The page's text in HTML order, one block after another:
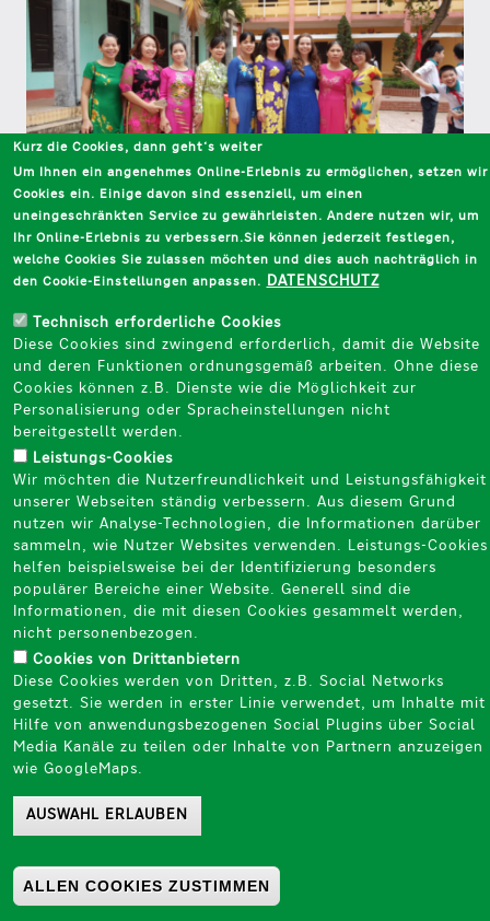
„Gehe auch unkonventionelle Wege“
Stipendiaten der Haniel Stiftung: Was bewegt sie?
Was sind ihre Pläne? Was raten Sie Bewerberinnen
und Bewerbern. Heute: Sophia Schneidewind.
Nach ihrem Master in Cambridge will sie in einer
internationalen Organisation arbeiten.
Kurz die Cookies, dann geht‘s weiter
Um Ihnen ein angenehmes Online-Erlebnis zu ermöglichen, setzen wir
Cookies ein. Einige davon sind essenziell, um einen
uneingeschränkten Service zu gewährleisten. Andere nutzen wir, um
Ihr Online-Erlebnis zu verbessern.Sie können jederzeit festlegen,
welche Cookies Sie zulassen möchten und dies auch nachträglich in
den Cookie-Einstellungen anpassen. DATENSCHUTZ
Technisch erforderliche Cookies
Diese Cookies sind zwingend erforderlich, damit die Website
und deren Funktionen ordnungsgemäß arbeiten. Ohne diese
Cookies können z.B. Dienste wie die Möglichkeit zur
Personalisierung oder Spracheinstellungen nicht
bereitgestellt werden.
Leistungs-Cookies
Wir möchten die Nutzerfreundlichkeit und Leistungsfähigkeit
unserer Webseiten ständig verbessern. Aus diesem Grund
nutzen wir Analyse-Technologien, die Informationen darüber
sammeln, wie Nutzer Websites verwenden. Leistungs-Cookies
helfen beispielsweise bei der Identifizierung besonders
populärer Bereiche einer Website. Generell sind die
Informationen, die mit diesen Cookies gesammelt werden,
nicht personenbezogen.​
Cookies von Drittanbietern
Diese Cookies werden von Dritten, z.B. Social Networks
gesetzt. Sie werden in erster Linie verwendet, um Inhalte mit
Hilfe von anwendungsbezogenen Social Plugins über Social
Media Kanäle zu teilen oder Inhalte von Partnern anzuzeigen
wie GoogleMaps.​
AUSWAHL ERLAUBEN
ALLEN COOKIES ZUSTIMMEN